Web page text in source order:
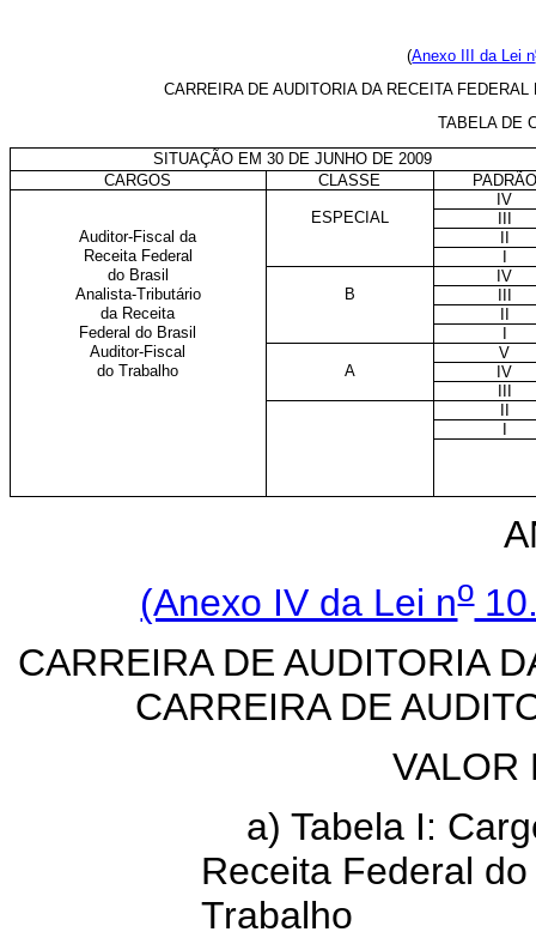
(Anexo III da Lei n
CARREIRA DE AUDITORIA DA RECEITA
TABELA DE
SITUAÇÃO EM 30 DE JUNHO DE 2009
CARGOS
CLASSE
PADRÃO
IV
ESPECIAL
Auditor-Fiscal da
Receita Federal
do Brasil
IV
Analista-Tributário
B
da Receita
Federal do Brasil
Auditor-Fiscal
V
do Trabalho
A
IV
(Anexo IV da Lei no
CARREIRA DE AUDITORIA
CARREIRA DE
VALOR
a) Tabela I:
Receita Federal
Trabalho